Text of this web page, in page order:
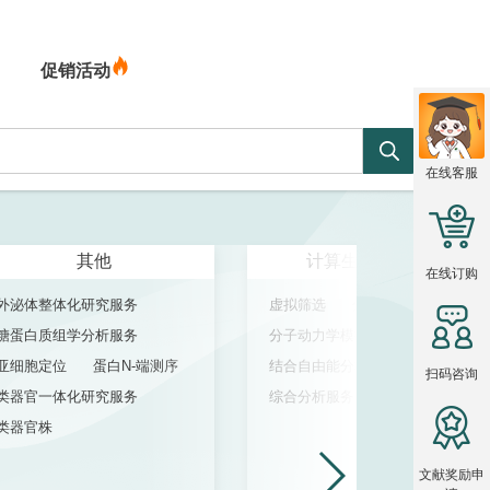
促销活动
其他
泌体整体化研究服务
蛋白质组学分析服务
细胞定位
蛋白N-端测序
器官一体化研究服务
器官株
计算生物学服务
虚拟筛选
分子动力学模拟服务
结合自由能分析服务
综合分析服务（打包方案）
在线客服
在线订购
扫码咨询
文献奖励申